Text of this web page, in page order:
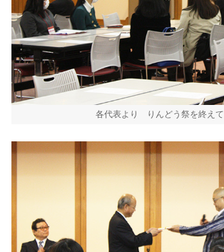
各代表より りんどう祭を終えて